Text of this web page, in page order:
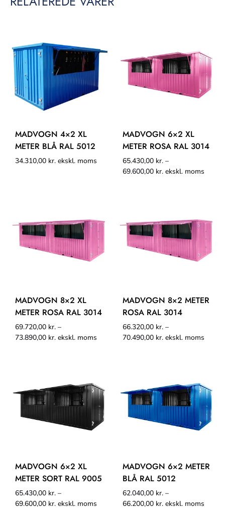
MADVOGN 4×2 XL
METER BLÅ RAL 5012
34.310,00 kr. ekskl. moms
MADVOGN 6×2 XL
METER ROSA RAL 3014
65.430,00 kr. –
69.600,00 kr. ekskl. moms
MADVOGN 8×2 XL
METER ROSA RAL 3014
69.720,00 kr. –
73.890,00 kr. ekskl. moms
MADVOGN 8×2 METER
ROSA RAL 3014
66.320,00 kr. –
70.490,00 kr. ekskl. moms
MADVOGN 6×2 XL
METER SORT RAL 9005
65.430,00 kr. –
69.600,00 kr. ekskl. moms
MADVOGN 6×2 METER
BLÅ RAL 5012
62.040,00 kr. –
66.200,00 kr. ekskl. moms